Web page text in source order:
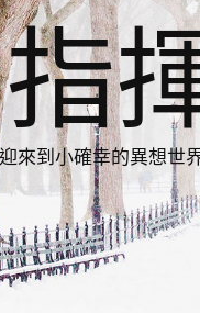
指
來到小確幸的異想世